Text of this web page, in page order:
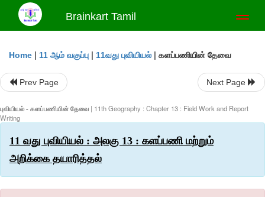
Brainkart Tamil
Home | 11 ஆம் வகுப்பு | 11வது புவியியல் | களப்பணியின் தேவை
Prev Page Next Page
புவியியல் - களப்பணியின் தேவை | 11th Geography : Chapter 13 : Field Work and Report
Writing
11 வது புவியியல் : அலகு 13 : களப்பணி மற்றும்
அறிக்கை தயாரித்தல்